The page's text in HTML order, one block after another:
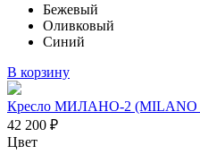
Бежевый
Оливковый
Синий
В корзину
Кресло МИЛАНО-2 (MILANO
42 200 ₽
Цвет